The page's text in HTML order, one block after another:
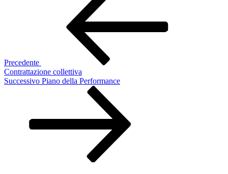
Precedente
Contrattazione collettiva
Articolo
Successivo Piano della Performance